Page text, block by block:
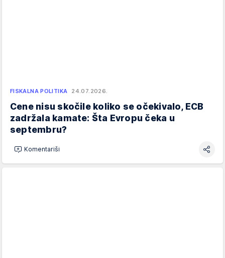
FISKALNA POLITIKA 24.07.2026.
Cene nisu skočile koliko se očekivalo, ECB
zadržala kamate: Šta Evropu čeka u
septembru?
Komentariši